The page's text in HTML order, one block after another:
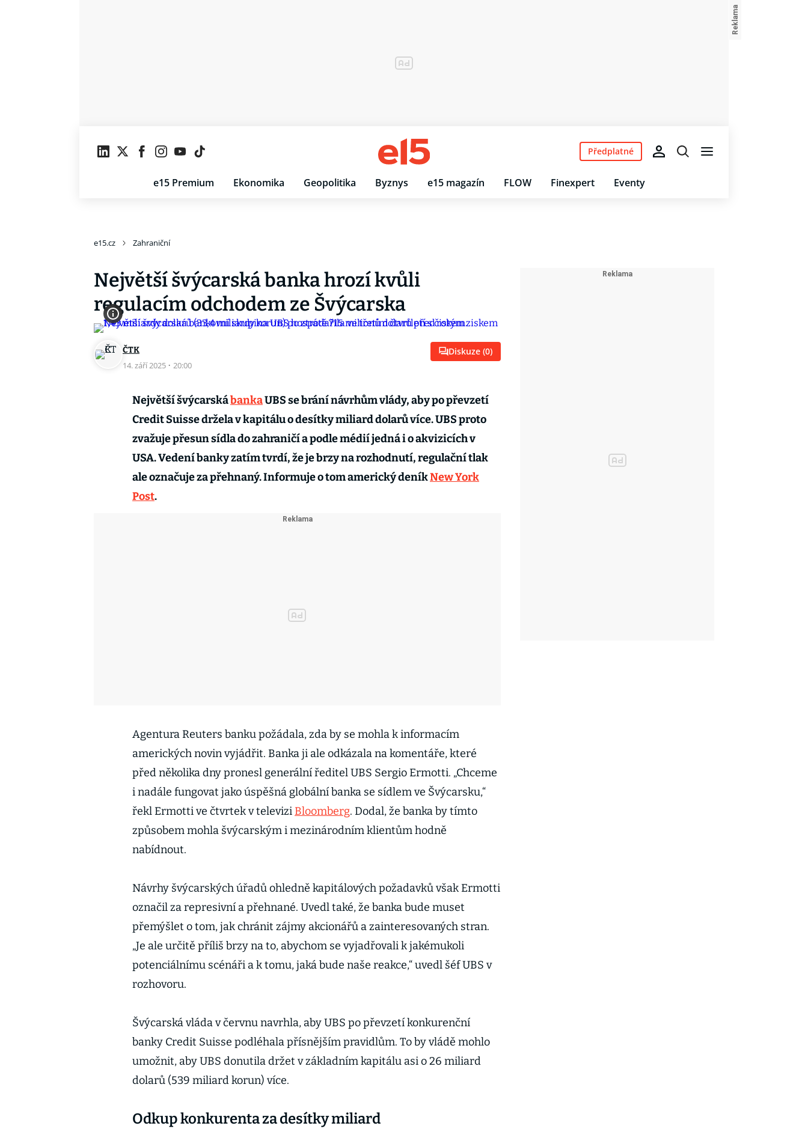
e15 Premium Ekonomika Geopolitika Byznys e15 magazín FLOW Finexpert Eventy
Předplatné
e15.cz Zahraniční
Největší švýcarská banka hrozí kvůli
regulacím odchodem ze Švýcarska
ČTK
14. září 2025 · 20:00
Diskuze (0)
Největší švýcarskábankaUBS se brání návrhům vlády, aby po převzetí
Credit Suisse držela v kapitálu o desítky miliard dolarů více. UBS proto
zvažuje přesun sídla do zahraničí a podle médií jedná i o akvizicích v
USA. Vedení banky zatím tvrdí, že je brzy na rozhodnutí, regulační tlak
ale označuje za přehnaný. Informuje o tom americký deníkNew York
Post.
Agentura Reuters banku požádala, zda by se mohla k informacím
amerických novin vyjádřit. Banka ji ale odkázala na komentáře, které
před několika dny pronesl generální ředitel UBS Sergio Ermotti. „Chceme
i nadále fungovat jako úspěšná globální banka se sídlem ve Švýcarsku,“
řekl Ermotti ve čtvrtek v televizi Bloomberg. Dodal, že banka by tímto
způsobem mohla švýcarským i mezinárodním klientům hodně
nabídnout.
Návrhy švýcarských úřadů ohledně kapitálových požadavků však Ermotti
označil za represivní a přehnané. Uvedl také, že banka bude muset
přemýšlet o tom, jak chránit zájmy akcionářů a zainteresovaných stran.
„Je ale určitě příliš brzy na to, abychom se vyjadřovali k jakémukoli
potenciálnímu scénáři a k tomu, jaká bude naše reakce,“ uvedl šéf UBS v
rozhovoru.
Švýcarská vláda v červnu navrhla, aby UBS po převzetí konkurenční
banky Credit Suisse podléhala přísnějším pravidlům. To by vládě mohlo
umožnit, aby UBS donutila držet v základním kapitálu asi o 26 miliard
dolarů (539 miliard korun) více.
Odkup konkurenta za desítky miliard